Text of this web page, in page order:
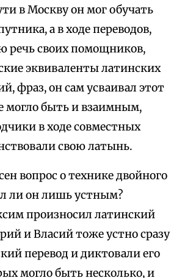
в Москву он мог обучать
а в ходе переводов,
речь своих помощников,
эквиваленты латинских
фраз, он сам усваивал этот
могло быть и взаимным,
в ходе совместных
свою латынь.
вопрос о технике двойного
ли он лишь устным?
произносил латинский
и Власий тоже устно сразу
перевод и диктовали его
могло быть несколько, и